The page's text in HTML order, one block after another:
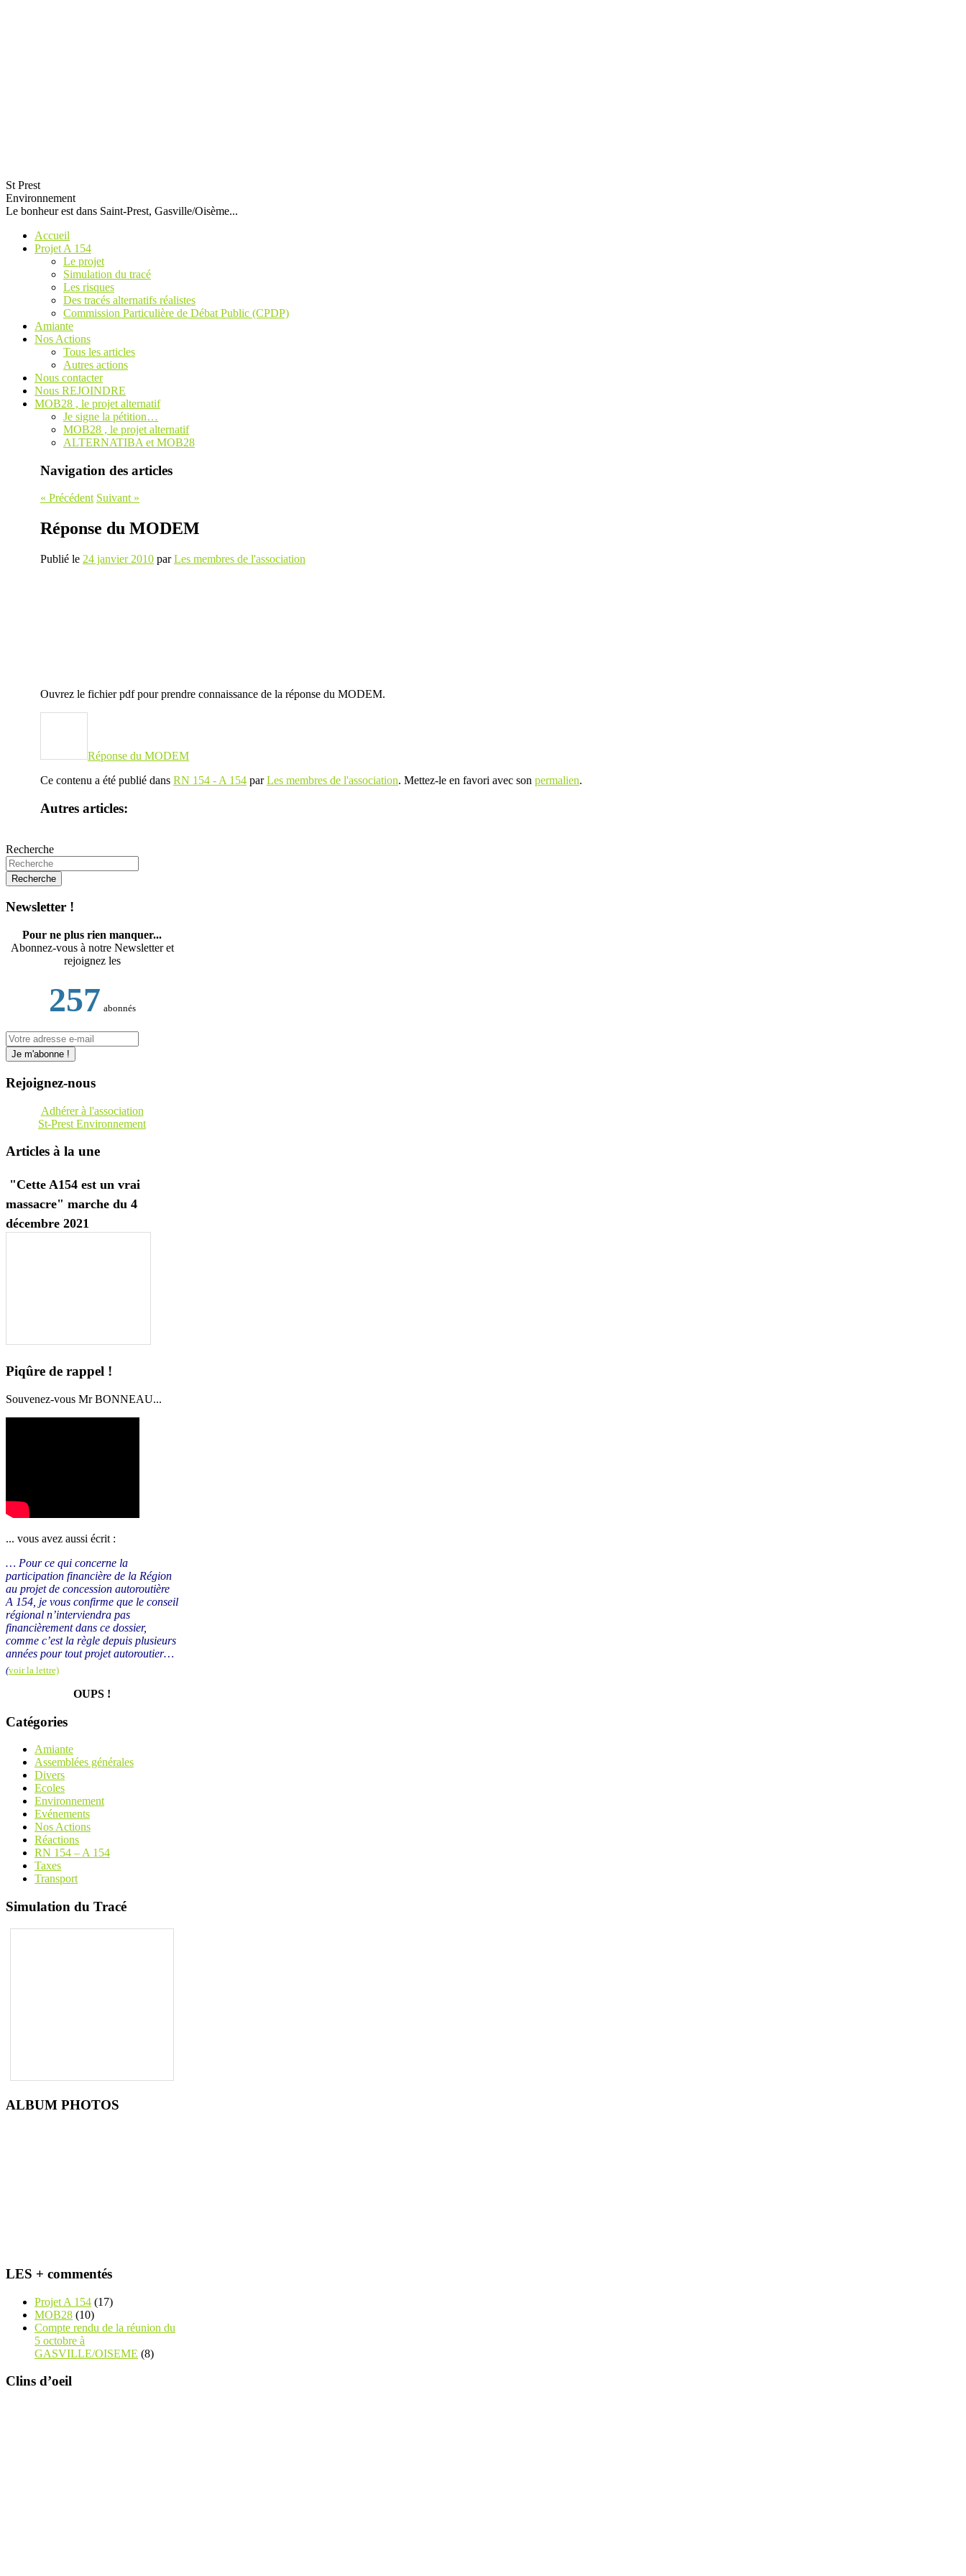
St Prest
Environnement
Le bonheur est dans Saint-Prest, Gasville/Oisème...
Accueil
Projet A 154
Le projet
Simulation du tracé
Les risques
Des tracés alternatifs réalistes
Commission Particulière de Débat Public (CPDP)
Amiante
Nos Actions
Tous les articles
Autres actions
Nous contacter
Nous REJOINDRE
MOB28 , le projet alternatif
Je signe la pétition…
MOB28 , le projet alternatif
ALTERNATIBA et MOB28
Navigation des articles
« Précédent Suivant »
Réponse du MODEM
Publié le 24 janvier 2010 parLes membres de l'association
Ouvrez le fichier pdf pour prendre connaissance de la réponse du MODEM.
Réponse du MODEM
Ce contenu a été publié dans RN 154 - A 154 parLes membres de l'association. Mettez-le en favori avec son permalien.
Autres articles:
Recherche
Newsletter !
Pour ne plus rien manquer...
Abonnez-vous à notre Newsletter et
rejoignez les
257 abonnés
Rejoignez-nous
Adhérer à l'association
St-Prest Environnement
Articles à la une
"Cette A154 est un vrai
massacre" marche du 4
décembre 2021
Piqûre de rappel !
Souvenez-vous Mr BONNEAU...
... vous avez aussi écrit :
… Pour ce qui concerne la
participation financière de la Région
au projet de concession autoroutière
A 154, je vous confirme que le conseil
régional n’interviendra pas
financièrement dans ce dossier,
comme c’est la règle depuis plusieurs
années pour tout projet autoroutier…
(voir la lettre)
OUPS !
Catégories
Amiante
Assemblées générales
Divers
Ecoles
Environnement
Evénements
Nos Actions
Réactions
RN 154 – A 154
Taxes
Transport
Simulation du Tracé
ALBUM PHOTOS
LES + commentés
Projet A 154 (17)
MOB28 (10)
Compte rendu de la réunion du
5 octobre à
GASVILLE/OISEME (8)
Clins d’oeil